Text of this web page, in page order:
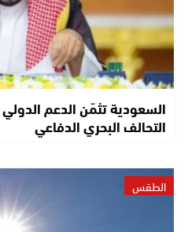
السعودية تثمّن الدعم
التحالف البحري الدفاعي
الطقس